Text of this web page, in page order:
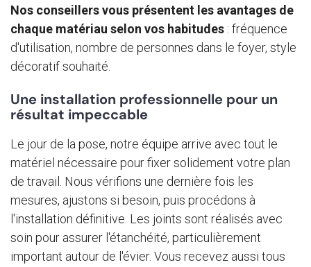
Nos conseillers vous présentent les avantages de
chaque matériau selon vos habitudes : fréquence
d'utilisation, nombre de personnes dans le foyer, style
décoratif souhaité.
Une installation professionnelle pour un
résultat impeccable
Le jour de la pose, notre équipe arrive avec tout le
matériel nécessaire pour fixer solidement votre plan
de travail. Nous vérifions une dernière fois les
mesures, ajustons si besoin, puis procédons à
l'installation définitive. Les joints sont réalisés avec
soin pour assurer l'étanchéité, particulièrement
important autour de l'évier. Vous recevez aussi tous